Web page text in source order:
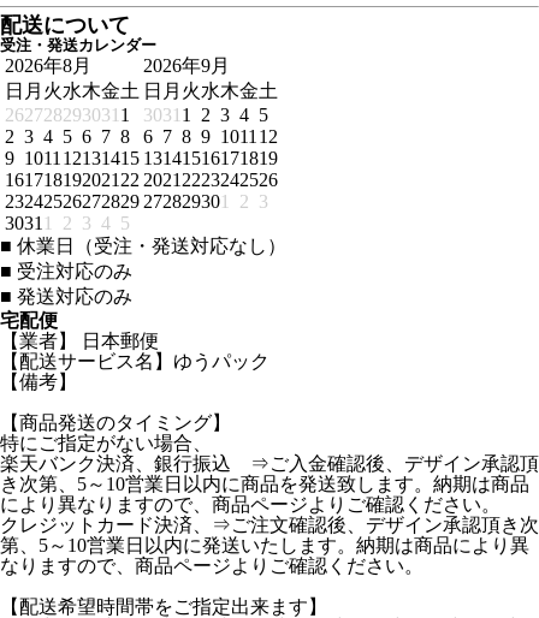
配送について
受注・発送カレンダー
2026年8月
日 月 火水木金土
262728293031 1
2 3 4 5 6 7 8
9 1011 12131415
161718192021 22
23242526272829
3031 1 2 3 4 5
2026年9月
日 月 火水木金土
3031 1 2 3 4 5
6 7 8 9 1011 12
13141516171819
2021 2223242526
272829301 2 3
■ 休業日（受注・発送対応なし）
■ 受注対応のみ
■ 発送対応のみ
宅配便
【業者】 日本郵便
【配送サービス名】ゆうパック
【備考】
【商品発送のタイミング】
特にご指定がない場合、
楽天バンク決済、銀行振込 ⇒ご入金確認後、デザイン承認頂
き次第、5～10営業日以内に商品を発送致します。納期は商品
により異なりますので、商品ページよりご確認ください。
クレジットカード決済、⇒ご注文確認後、デザイン承認頂き次
第、5～10営業日以内に発送いたします。納期は商品により異
なりますので、商品ページよりご確認ください。
【配送希望時間帯をご指定出来ます】